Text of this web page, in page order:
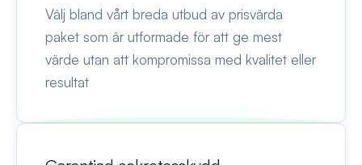
Välj bland vårt breda utbud av prisvärda
paket som är utformade för att ge mest
värde utan att kompromissa med kvalitet eller
resultat